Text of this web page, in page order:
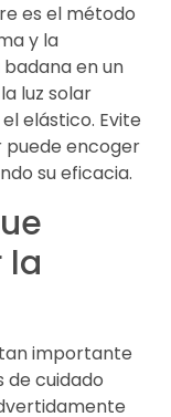
es el método
y la
en un
luz solar
elástico. Evite
puede encoger
su eficacia.
la
importante
cuidado